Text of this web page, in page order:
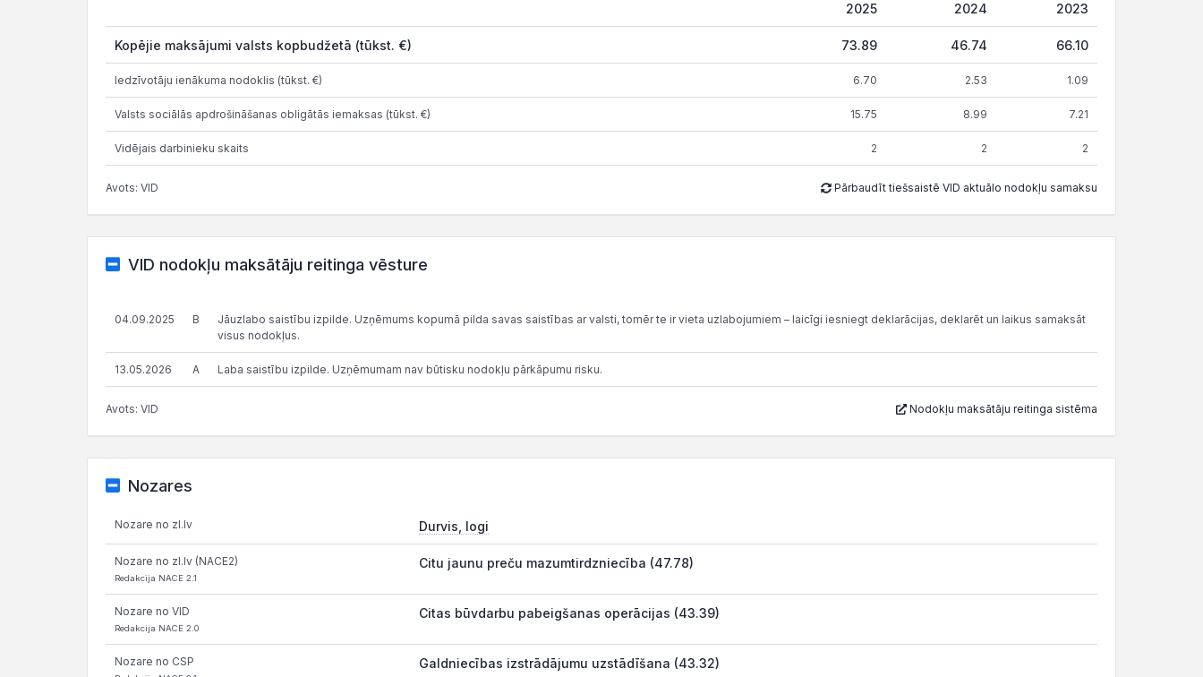
2025 2024 2023
Kopējie maksājumi valsts kopbudžetā (tūkst. €) 73.89 46.74 66.10
Iedzīvotāju ienākuma nodoklis (tūkst. €) 6.70 2.53 1.09
Valsts sociālās apdrošināšanas obligātās iemaksas (tūkst. €) 15.75 8.99 7.21
Vidējais darbinieku skaits 2 2 2
Avots: VID Pārbaudīt tiešsaistē VID aktuālo nodokļu samaksu
VID nodokļu maksātāju reitinga vēsture
04.09.2025 B
Jāuzlabo saistību izpilde. Uzņēmums kopumā pilda savas saistības ar valsti, tomēr te ir vieta uzlabojumiem – laicīgi iesniegt deklarācijas, deklarēt un laikus samaksāt
visus nodokļus.
13.05.2026 A Laba saistību izpilde. Uzņēmumam nav būtisku nodokļu pārkāpumu risku.
Avots: VID Nodokļu maksātāju reitinga sistēma
Nozares
Nozare no zl.lv Durvis, logi
Nozare no zl.lv (NACE2)
Redakcija NACE 2.1
Citu jaunu preču mazumtirdzniecība (47.78)
Nozare no VID
Redakcija NACE 2.0
Citas būvdarbu pabeigšanas operācijas (43.39)
Nozare no CSP Galdniecības izstrādājumu uzstādīšana (43.32)